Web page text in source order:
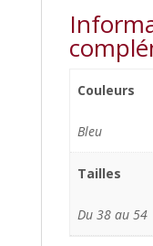
Couleurs
Bleu
Tailles
Du 38 au 54